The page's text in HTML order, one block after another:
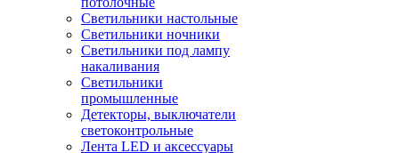
Светильники настольные
Светильники ночники
Светильники под лампу
накаливания
Светильники
промышленные
Детекторы, выключатели
светоконтрольные
Лента LED и аксессуары